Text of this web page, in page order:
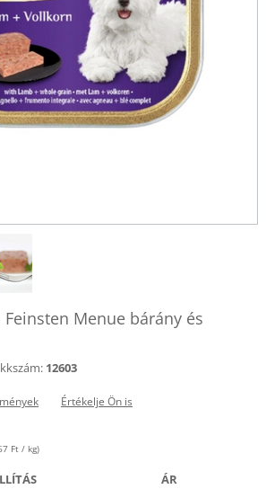
Menue bárány és
12603
Értékelje Ön is
Ft / kg)
ÁR